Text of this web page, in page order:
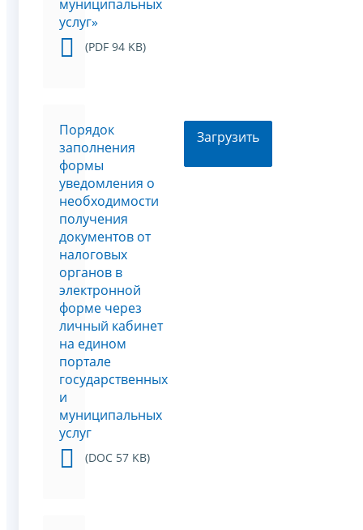
муниципальных
услуг»
(PDF 94 KB)
Порядок
заполнения
формы
уведомления о
необходимости
получения
документов от
налоговых
органов в
электронной
форме через
личный кабинет
на едином
портале
государственных
и
муниципальных
услуг
(DOC 57 KB)
Загрузить